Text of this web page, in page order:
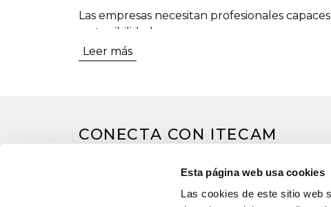
Esta página web usa cookies
Las cookies de este sitio web
Las empresas necesitan profesionales
sostenibilidad.
En Castilla-La Mancha, la demanda de
La necesidad de innovar en productos y
Los especialistas en diseño industrial
cursos de diseño industrialestán
Leer más
CONECTA CON ITECAM